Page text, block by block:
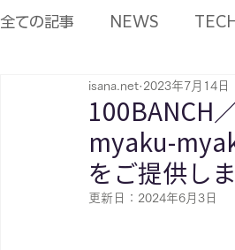
全ての記事 NEWS
100BANCH
myaku-
をご提供し
isana.net 2023年7月14日
更新日： 2024年6月3日